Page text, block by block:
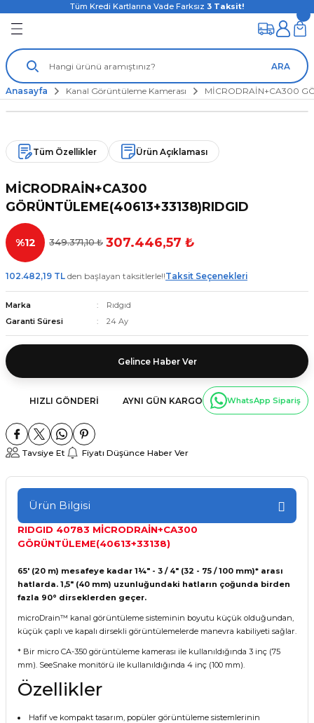
Tüm Kredi Kartlarına Vade Farksız 3 Taksit!
ARA
Anasayfa Kanal Görüntüleme Kamerası MİCRODRAİN+CA300
Tüm Özellikler Ürün Açıklaması
MİCRODRAİN+CA300
GÖRÜNTÜLEME(40613+33138)RIDGID
%12 349.371,10 ₺ 307.446,57 ₺
102.482,19 TL den başlayan taksitlerle!!Taksit Seçenekleri
Marka
Rıdgıd
Garanti Süresi
24 Ay
Gelince Haber Ver
HIZLI GÖNDERI AYNI GÜN KARGO WhatsApp Sipariş
Tavsiye Et Fiyatı Düşünce Haber Ver
Ürün Bilgisi
RIDGID 40783 MİCRODRAİN+CA300
GÖRÜNTÜLEME(40613+33138)
65' (20 m) mesafeye kadar 1¼" - 3 / 4" (32 - 75 / 100 mm)* arası
hatlarda. 1,5" (40 mm) uzunluğundaki hatların çoğunda birden
fazla 90° dirseklerden geçer.
microDrain™ kanal görüntüleme sisteminin boyutu küçük olduğundan,
küçük çaplı ve kapalı dirsekli görüntülemelerde manevra kabiliyeti sağlar.
* Bir micro CA-350 görüntüleme kamerası ile kullanıldığında 3 inç (75
mm). SeeSnake monitörü ile kullanıldığında 4 inç (100 mm).
Özellikler
Hafif ve kompakt tasarım, popüler görüntüleme sistemlerinin